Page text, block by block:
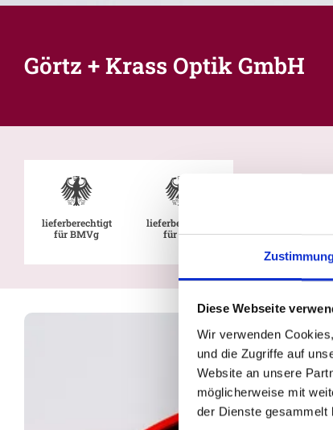
Diese Webseite
Wir verwenden
und die Zugriffe auf
Website an unsere
möglicherweise mit
der Dienste gesammelt
Görtz + Krass Optik GmbH
lieferberechtigt
für BMVg
lieferberechtigt
für BMI